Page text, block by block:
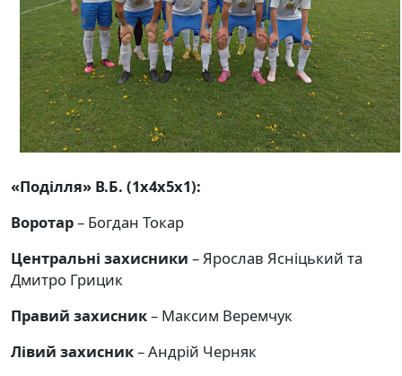
«Поділля» В.Б. (1х4х5х1):
Воротар– Богдан Токар
Центральні захисники – Ярослав Ясніцький та
Дмитро Грицик
Правий захисник– Максим Веремчук
Лівий захисник– Андрій Черняк